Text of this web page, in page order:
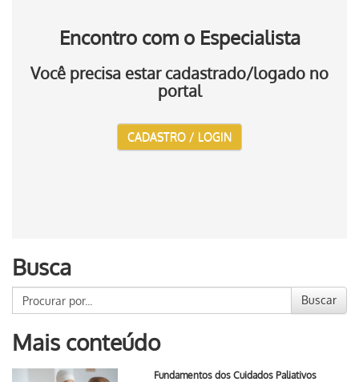
Encontro com o Especialista
Você precisa estar cadastrado/logado no
portal
CADASTRO / LOGIN
Busca
Buscar
Mais conteúdo
Fundamentos dos Cuidados Paliativos